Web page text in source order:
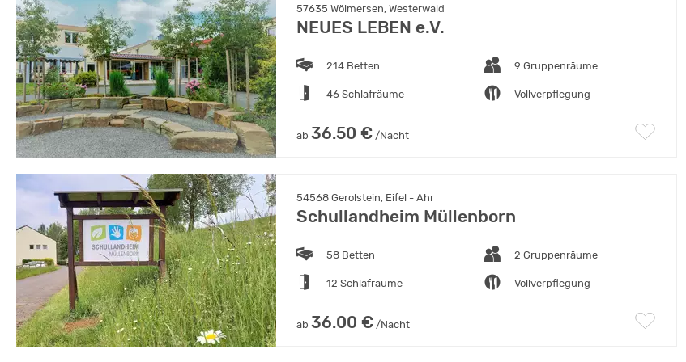
57635 Wölmersen, Westerwald
NEUES LEBEN e.V.
214 Betten 9 Gruppenräume
46 Schlafräume Vollverpflegung
ab 36.50 € /Nacht
54568 Gerolstein, Eifel - Ahr
Schullandheim Müllenborn
58 Betten 2 Gruppenräume
12 Schlafräume Vollverpflegung
ab 36.00 € /Nacht